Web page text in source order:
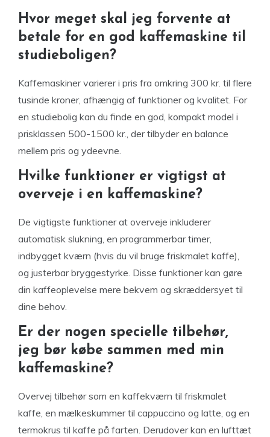
Hvor meget skal jeg forvente at
betale for en god kaffemaskine til
studieboligen?
Kaffemaskiner varierer i pris fra omkring 300 kr. til flere
tusinde kroner, afhængig af funktioner og kvalitet. For
en studiebolig kan du finde en god, kompakt model i
prisklassen 500-1500 kr., der tilbyder en balance
mellem pris og ydeevne.
Hvilke funktioner er vigtigst at
overveje i en kaffemaskine?
De vigtigste funktioner at overveje inkluderer
automatisk slukning, en programmerbar timer,
indbygget kværn (hvis du vil bruge friskmalet kaffe),
og justerbar bryggestyrke. Disse funktioner kan gøre
din kaffeoplevelse mere bekvem og skræddersyet til
dine behov.
Er der nogen specielle tilbehør,
jeg bør købe sammen med min
kaffemaskine?
Overvej tilbehør som en kaffekværn til friskmalet
kaffe, en mælkeskummer til cappuccino og latte, og en
termokrus til kaffe på farten. Derudover kan en lufttæt